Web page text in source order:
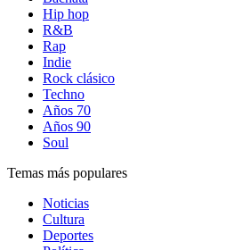
Hip hop
R&B
Rap
Indie
Rock clásico
Techno
Años 70
Años 90
Soul
Temas más populares
Noticias
Cultura
Deportes